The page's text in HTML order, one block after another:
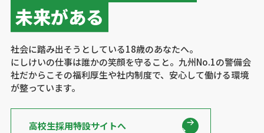
未来がある
社会に踏み出そうとしている18歳のあなたへ。
にしけいの仕事は誰かの笑顔を守ること。九州No.1の警備会
社だからこその福利厚生や社内制度で、安心して働ける環境
が整っています。
高校生採用特設サイトへ